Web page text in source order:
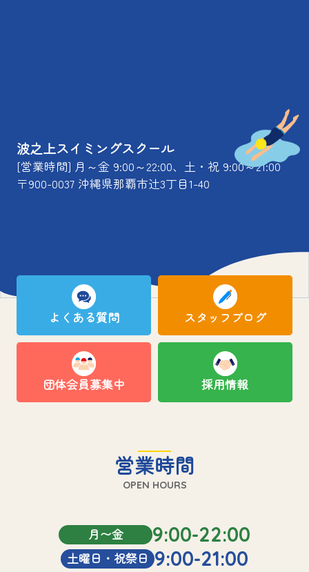
波之上スイミングスクール
[営業時間] 月～金 9:00～22:00、土・祝 9:00～21:00
〒900-0037 沖縄県那覇市辻3丁目1-40
よくある質問 スタッフブログ
団体会員募集中 採用情報
営業時間
OPEN HOURS
月〜金 9:00-22:00
土曜日・祝祭日 9:00-21:00